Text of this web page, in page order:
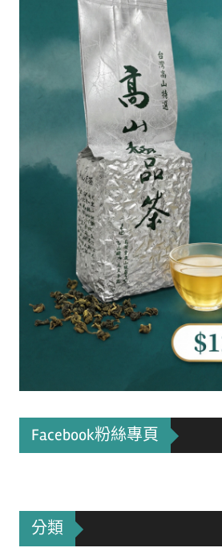
Facebook粉絲專頁
分類